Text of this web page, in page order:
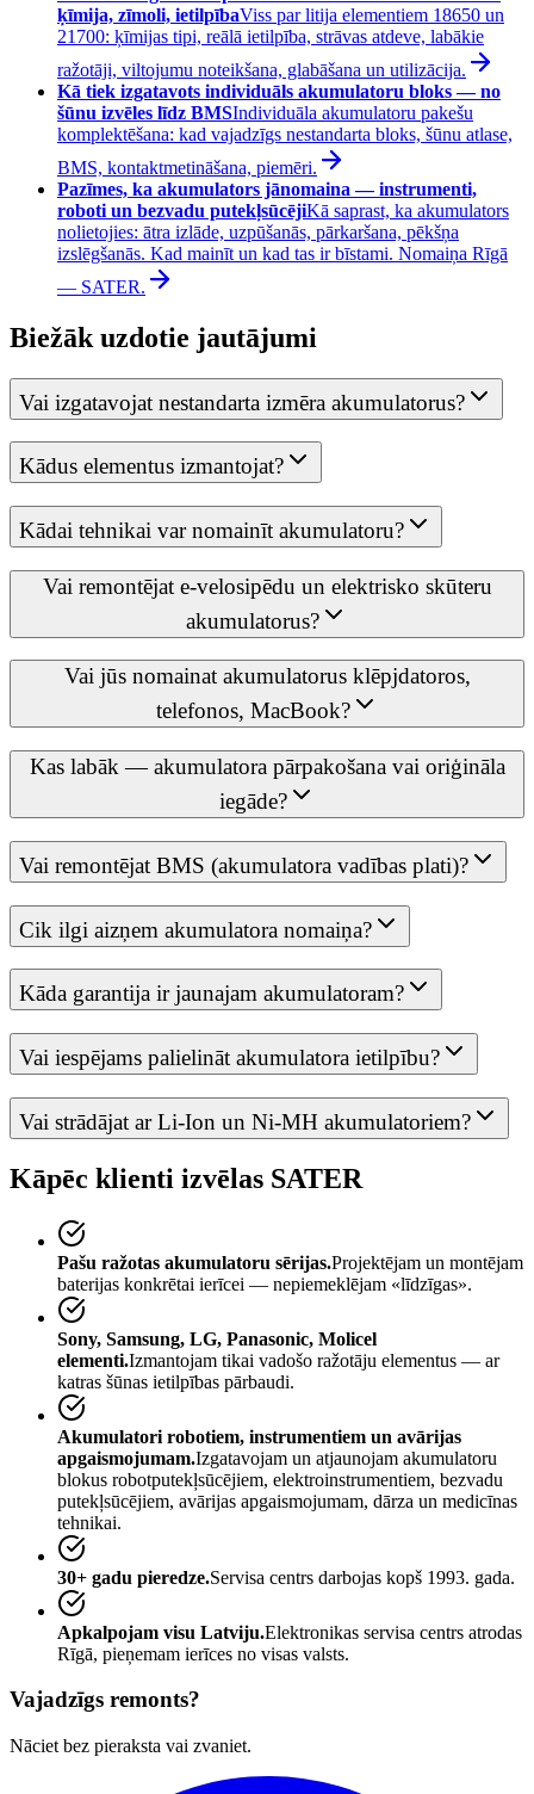
ķīmija, zīmoli, ietilpībaViss par litija elementiem 18650 un
21700: ķīmijas tipi, reālā ietilpība, strāvas atdeve, labākie
ražotāji, viltojumu noteikšana, glabāšana un utilizācija.
Kā tiek izgatavots individuāls akumulatoru bloks — no
šūnu izvēles līdz BMSIndividuāla akumulatoru pakešu
komplektēšana: kad vajadzīgs nestandarta bloks, šūnu atlase,
BMS, kontaktmetināšana, piemēri.
Pazīmes, ka akumulators jānomaina — instrumenti,
roboti un bezvadu putekļsūcējiKā saprast, ka akumulators
nolietojies: ātra izlāde, uzpūšanās, pārkaršana, pēkšņa
izslēgšanās. Kad mainīt un kad tas ir bīstami. Nomaiņa Rīgā
— SATER.
Biežāk uzdotie jautājumi
Vai izgatavojat nestandarta izmēra akumulatorus?
Kādus elementus izmantojat?
Kādai tehnikai var nomainīt akumulatoru?
Vai remontējat e-velosipēdu un elektrisko skūteru
akumulatorus?
Vai jūs nomainat akumulatorus klēpjdatoros,
telefonos, MacBook?
Kas labāk — akumulatora pārpakošana vai oriģināla
iegāde?
Vai remontējat BMS (akumulatora vadības plati)?
Cik ilgi aizņem akumulatora nomaiņa?
Kāda garantija ir jaunajam akumulatoram?
Vai iespējams palielināt akumulatora ietilpību?
Vai strādājat ar Li-Ion un Ni-MH akumulatoriem?
Kāpēc klienti izvēlas SATER
Pašu ražotas akumulatoru sērijas.Projektējam un montējam
baterijas konkrētai ierīcei — nepiemeklējam «līdzīgas».
Sony, Samsung, LG, Panasonic, Molicel
elementi.Izmantojam tikai vadošo ražotāju elementus — ar
katras šūnas ietilpības pārbaudi.
Akumulatori robotiem, instrumentiem un avārijas
apgaismojumam.Izgatavojam un atjaunojam akumulatoru
blokus robotputekļsūcējiem, elektroinstrumentiem, bezvadu
putekļsūcējiem, avārijas apgaismojumam, dārza un medicīnas
tehnikai.
30+ gadu pieredze.Servisa centrs darbojas kopš 1993. gada.
Apkalpojam visu Latviju.Elektronikas servisa centrs atrodas
Rīgā, pieņemam ierīces no visas valsts.
Vajadzīgs remonts?
Nāciet bez pieraksta vai zvaniet.